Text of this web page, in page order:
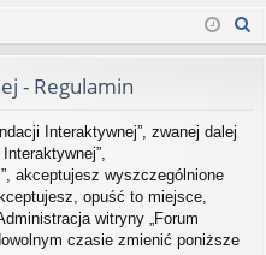
og
ę
ej
- Regulamin
Interaktywnej”, zwanej dalej
Interaktywnej”,
akceptujesz wyszczególnione
opuść to miejsce,
witryny „Forum
czasie zmienić poniższe